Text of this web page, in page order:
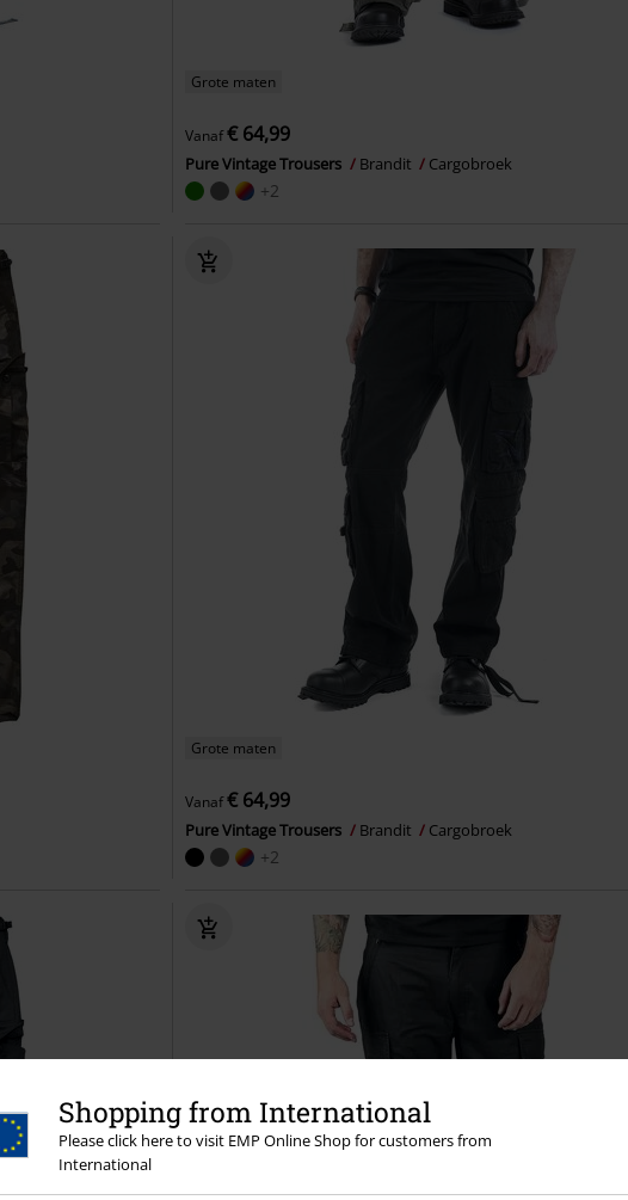
Shopping from International
Please click here to visit EMP Online Shop for customers from
International
Grote maten
Vanaf€ 64,99
Pure Vintage Trousers Brandit Cargobroek
+2
Grote maten
Vanaf€ 64,99
Pure Vintage Trousers Brandit Cargobroek
+2